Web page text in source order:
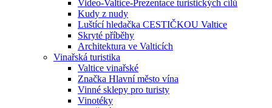
Video-Valtice-Prezentace turistických cílů
Kudy z nudy
Luštící hledačka CESTIČKOU Valtice
Skryté příběhy
Architektura ve Valticích
Vinařská turistika
Valtice vinařské
Značka Hlavní město vína
Vinné sklepy pro turisty
Vinotéky